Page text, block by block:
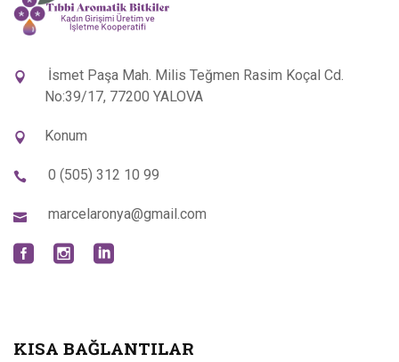
İsmet Paşa Mah. Milis Teğmen Rasim Koçal Cd.
No:39/17, 77200 YALOVA
Konum
0 (505) 312 10 99
marcelaronya@gmail.com
KISA BAĞLANTILAR